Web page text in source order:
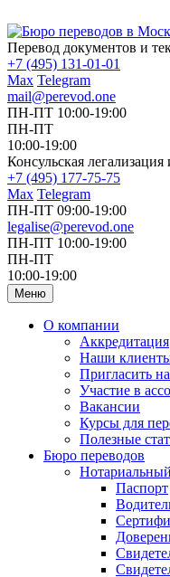
Перевод документов и
+7 (495) 131-01-01
Max Telegram
mail@perevod.one
ПН-ПТ 10:00-19:00
ПН-ПТ
10:00-19:00
Консульская легализация
+7 (495) 177-75-75
Max Telegram
ПН-ПТ 09:00-19:00
legalise@perevod.one
ПН-ПТ 10:00-19:00
ПН-ПТ
10:00-19:00
Меню
О компании
Аккредитация
Наши
Пригласить
Участие в
Вакансии
Курсы для
Полезные
Бюро переводов
Паспорт